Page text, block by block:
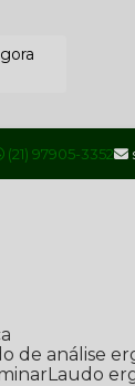
(21) 97905-3352
de análise
Laudo